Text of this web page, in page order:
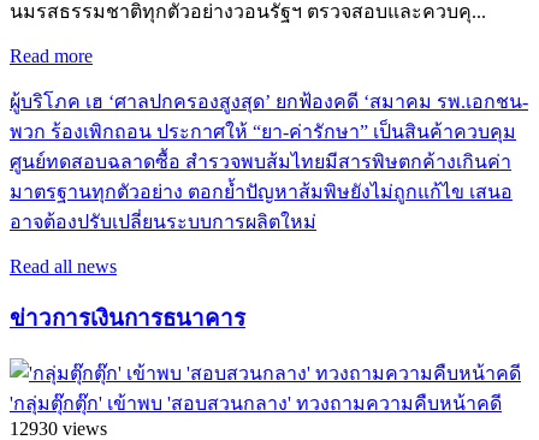
นมรสธรรมชาติทุกตัวอย่างวอนรัฐฯ ตรวจสอบและควบคุ...
Read more
ผู้บริโภค เฮ ‘ศาลปกครองสูงสุด’ ยกฟ้องคดี ‘สมาคม รพ.เอกชน-
พวก ร้องเพิกถอน ประกาศให้ “ยา-ค่ารักษา” เป็นสินค้าควบคุม
ศูนย์ทดสอบฉลาดซื้อ สำรวจพบส้มไทยมีสารพิษตกค้างเกินค่า
มาตรฐานทุกตัวอย่าง ตอกย้ำปัญหาส้มพิษยังไม่ถูกแก้ไข เสนอ
อาจต้องปรับเปลี่ยนระบบการผลิตใหม่
Read all news
ข่าวการเงินการธนาคาร
'กลุ่มตุ๊กตุ๊ก' เข้าพบ 'สอบสวนกลาง' ทวงถามความคืบหน้าคดี
12930 views